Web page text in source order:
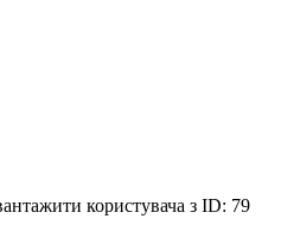
користувача з ID: 79